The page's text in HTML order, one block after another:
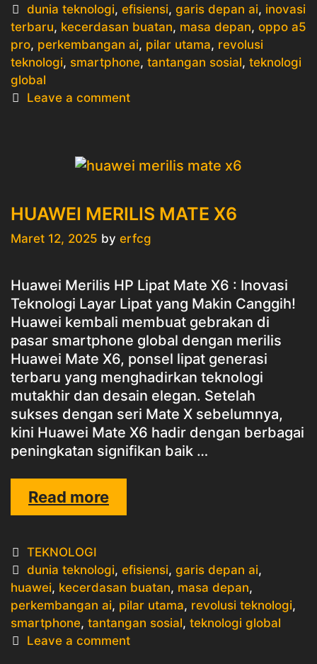
Tags
dunia teknologi,efisiensi,garis depan ai, inovasi
terbaru, kecerdasan buatan, masa depan, oppo a5
pro, perkembangan ai, pilar utama, revolusi
teknologi, smartphone, tantangan sosial, teknologi
global
Leave a comment
HUAWEI MERILIS MATE X6
Maret 12, 2025 by erfcg
Huawei Merilis HP Lipat Mate X6 : Inovasi
Teknologi Layar Lipat yang Makin Canggih!
Huawei kembali membuat gebrakan di
pasar smartphone global dengan merilis
Huawei Mate X6, ponsel lipat generasi
terbaru yang menghadirkan teknologi
mutakhir dan desain elegan. Setelah
sukses dengan seri Mate X sebelumnya,
kini Huawei Mate X6 hadir dengan berbagai
peningkatan signifikan baik …
Read moreHUAWEI
MERILIS
Categories
TEKNOLOGI
Tags
dunia teknologi,efisiensi,garis depan ai,
huawei, kecerdasan buatan, masa depan,
perkembangan ai, pilar utama, revolusi teknologi,
smartphone, tantangan sosial, teknologi global
Leave a comment